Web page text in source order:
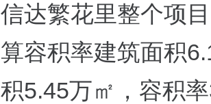
信达繁花里整个项
算容积率建筑面积
积5.45万㎡，容积